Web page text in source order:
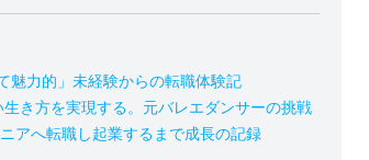
魅力的」未経験からの転職体験記
き方を実現する。元バレエダンサーの挑戦
アへ転職し起業するまで成長の記録